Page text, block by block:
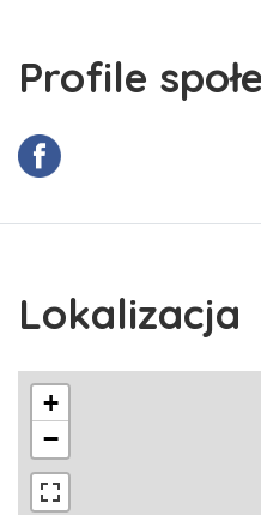
Profile
Lokalizacja
+
−